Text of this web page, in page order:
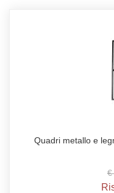
Quadri metallo e
€